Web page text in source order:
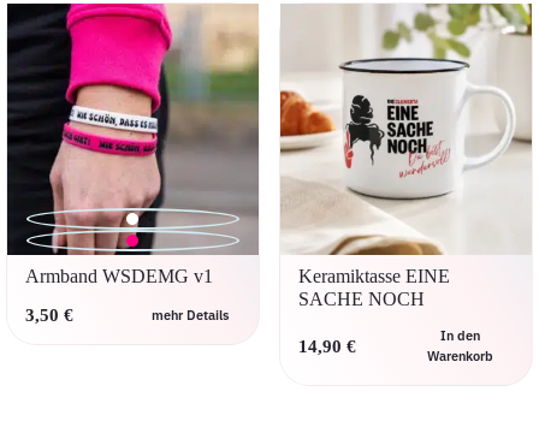
Armband WSDEMG v1
3,50 € mehr Details
Dieses
Keramiktasse EINE
SACHE NOCH
14,90 €
In den
Warenkorb